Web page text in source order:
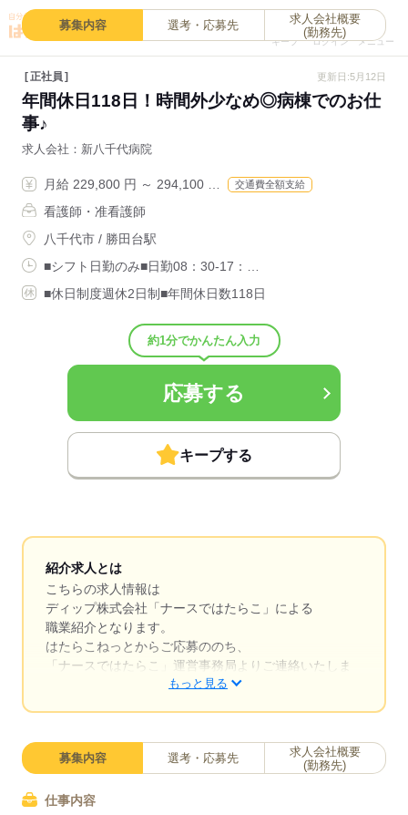
キープ
0
ログイン メニュー
募集内容 選考・応募先
求人会社概要
(勤務先)
正社員 更新日:5月12日
年間休日118日！時間外少なめ◎病棟でのお仕
事♪
求人会社 新八千代病院
月給 229,800 円 ～ 294,100 … 交通費全額支給
看護師・准看護師
八千代市 / 勝田台駅
■シフト日勤のみ■日勤08：30-17：…
■休日制度週休2日制■年間休日数118日
約1分でかんたん入力
応募する
キープする
紹介求人とは
こちらの求人情報は
ディップ株式会社「ナースではたらこ」による
職業紹介となります。
はたらこねっとからご応募ののち、
「ナースではたらこ」運営事務局よりご連絡いたしま
求職中の看護師さんの転職を専任の
キャリアアドバイザーが入職まで無料でサポートいた
もっと見る
募集内容 選考・応募先
求人会社概要
(勤務先)
仕事内容